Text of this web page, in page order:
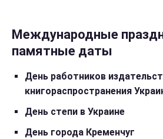
Международные
памятные даты
День работников
книгораспространения
День степи в Украине
День города Кременчуг